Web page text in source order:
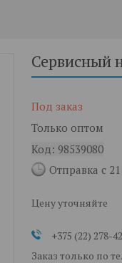
Сервисный
Под заказ
Только оптом
Код: 98539080
Отправка с 21
Цену уточняйте
+375 (22) 278-
Заказ только по